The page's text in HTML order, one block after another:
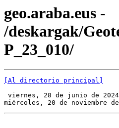
geo.araba.eus -
/deskargak/
P_23_010/
[Al directorio principal]
viernes, 28 de junio de
miércoles, 20 de